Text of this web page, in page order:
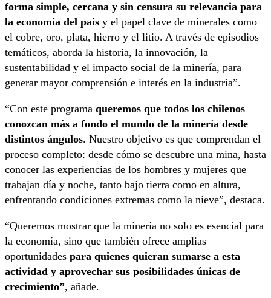
forma simple, cercana y sin censura su relevancia para
la economía del país y el papel clave de minerales como
el cobre, oro, plata, hierro y el litio. A través de episodios
temáticos, aborda la historia, la innovación, la
sustentabilidad y el impacto social de la minería, para
generar mayor comprensión e interés en la industria”.
“Con este programa queremos que todos los chilenos
conozcan más a fondo el mundo de la minería desde
distintos ángulos. Nuestro objetivo es que comprendan el
proceso completo: desde cómo se descubre una mina, hasta
conocer las experiencias de los hombres y mujeres que
trabajan día y noche, tanto bajo tierra como en altura,
enfrentando condiciones extremas como la nieve”, destaca.
“Queremos mostrar que la minería no solo es esencial para
la economía, sino que también ofrece amplias
oportunidades para quienes quieran sumarse a esta
actividad y aprovechar sus posibilidades únicas de
crecimiento”, añade.